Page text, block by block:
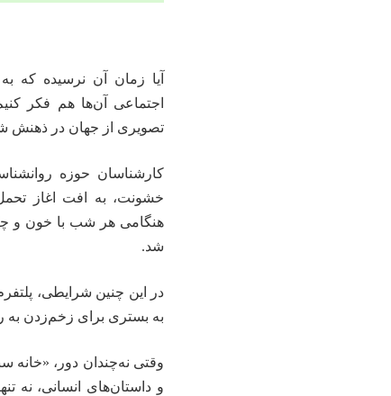
آیا زمان آن نرسیده که
اجتماعی آن‌ها هم فکر
تصویری از جهان در ذهنش
کارشناسان حوزه
خشونت، به افت اغاز
هنگامی هر شب با خون و
شد.
در این چنین شرایطی،
به بستری برای زخم‌زدن به
وقتی نه‌چندان دور، «خانه
و داستان‌های انسانی، نه